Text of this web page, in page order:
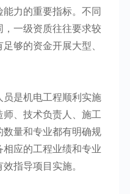
力的重要指标。不同
一级资质往往要求较
够的资金开展大型、
是机电工程顺利实施
、技术负责人、施工
量和专业都有明确规
应的工程业绩和专业
指导项目实施。